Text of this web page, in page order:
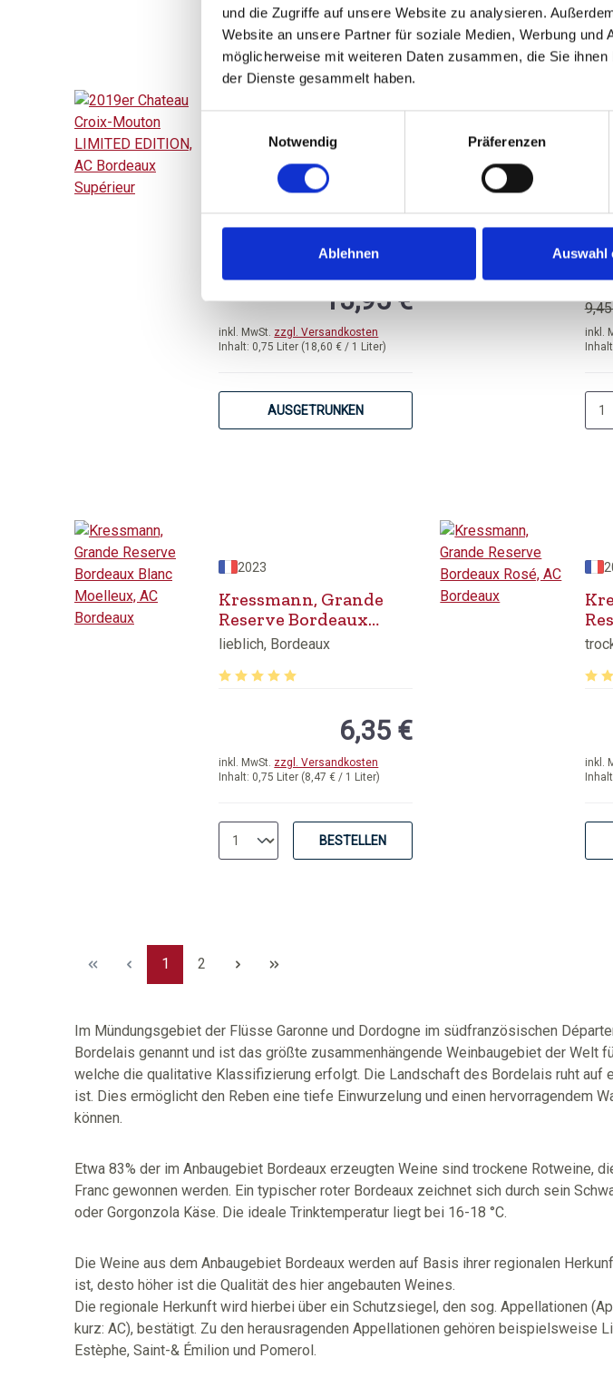
und die Zugriffe auf unsere Website zu analysieren.
Website an unsere Partner für soziale Medien, Werbung
möglicherweise mit weiteren Daten zusammen, die Sie
der Dienste gesammelt haben.
Notwendig
Präferenzen
Ablehnen Auswahl
2019er Chateau Croix-
Mouton LIMITED
EDITION, AC Bordeaux
Supérieur
trocken
Inhalt: 0,75 Liter (18,60 € / 1 Liter)
inkl. MwSt. zzgl. Versandkosten
13,95 €
AUSGETRUNKEN
inkl.
2023
Kressmann, Grande
Reserve Bordeaux
Blanc Moelleux, AC
lieblich, Bordeaux
Inhalt: 0,75 Liter (8,47 € / 1 Liter)
inkl. MwSt. zzgl. Versandkosten
6,35 €
BESTELLEN
inkl.
Seite
1 Seite
2
Im Mündungsgebiet der Flüsse Garonne und Dordogne im südfranzösischen
Bordelais genannt und ist das größte zusammenhängende Weinbaugebiet der Welt
welche die qualitative Klassifizierung erfolgt. Die Landschaft des Bordelais ruht
ist. Dies ermöglicht den Reben eine tiefe Einwurzelung und einen hervorragendem
können.
Etwa 83% der im Anbaugebiet Bordeaux erzeugten Weine sind trockene Rotweine,
Franc gewonnen werden. Ein typischer roter Bordeaux zeichnet sich durch sein
oder Gorgonzola Käse. Die ideale Trinktemperatur liegt bei 16-18 °C.
Die Weine aus dem Anbaugebiet Bordeaux werden auf Basis ihrer regionalen
ist, desto höher ist die Qualität des hier angebauten Weines.
Die regionale Herkunft wird hierbei über ein Schutzsiegel, den sog. Appellationen
kurz: AC), bestätigt. Zu den herausragenden Appellationen gehören beispielsweise
Estèphe, Saint-& Émilion und Pomerol.